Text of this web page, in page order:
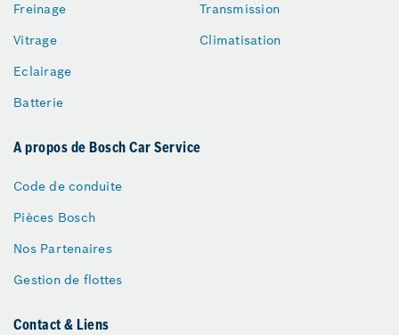
Freinage
Vitrage
Eclairage
Batterie
Transmission
Climatisation
A propos de Bosch Car Service
Code de conduite
Pièces Bosch
Nos Partenaires
Gestion de flottes
Contact & Liens